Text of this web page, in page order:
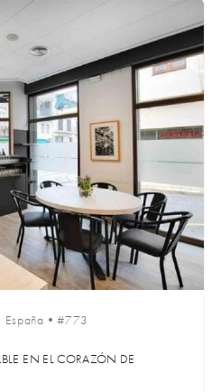
España •#773
EN EL CORAZÓN DE